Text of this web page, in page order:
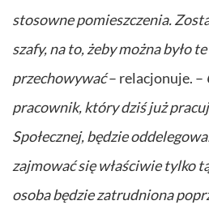
stosowne pomieszczenia.
szafy, na to, żeby można było
przechowywać– relacjonuje. –
pracownik, który dziś już
Społecznej, będzie
zajmować się właściwie tylko
osoba będzie zatrudniona